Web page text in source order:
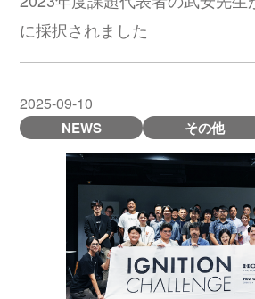
に採択されました
2025-09-10
NEWS その他